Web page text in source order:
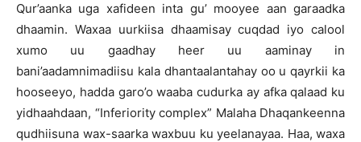
Qur’aanka uga xafideen inta gu’ mooyee aan garaadka
dhaamin. Waxaa uurkiisa dhaamisay cuqdad iyo calool
xumo uu gaadhay heer uu aaminay in
bani’aadamnimadiisu kala dhantaalantahay oo u qayrkii ka
hooseeyo, hadda garo’o waaba cudurka ay afka qalaad ku
yidhaahdaan, “Inferiority complex” Malaha Dhaqankeenna
qudhiisuna wax-saarka waxbuu ku yeelanayaa. Haa, waxa